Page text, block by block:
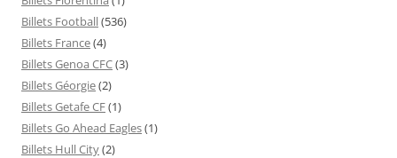
Billets Football(536)
Billets France(4)
Billets Genoa CFC(3)
Billets Géorgie(2)
Billets Getafe CF(1)
Billets Go Ahead Eagles(1)
Billets Hull City(2)